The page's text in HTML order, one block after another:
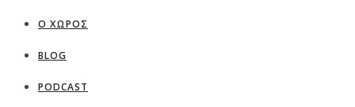
Ο ΧΩΡΟΣ
BLOG
PODCAST